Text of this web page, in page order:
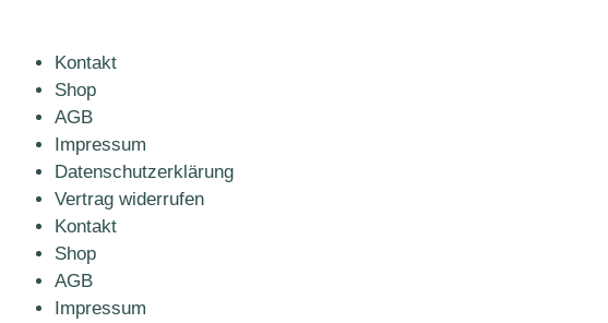
Kontakt
Shop
AGB
Impressum
Datenschutzerklärung
Vertrag widerrufen
Kontakt
Shop
AGB
Impressum